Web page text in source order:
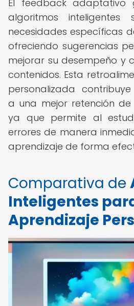
El feedback adaptativo
algoritmos
necesidades específicas
ofreciendo sugerencias
mejorar su desempeño y
contenidos. Esta
personalizada
a una mejor retención de
ya que permite al
errores de manera
aprendizaje de forma
Comparativa de
Inteligentes
Aprendizaje